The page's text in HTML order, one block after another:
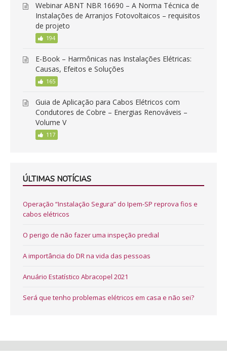
Webinar ABNT NBR 16690 – A Norma Técnica de
Instalações de Arranjos Fotovoltaicos – requisitos
de projeto
194
E-Book – Harmônicas nas Instalações Elétricas:
Causas, Efeitos e Soluções
165
Guia de Aplicação para Cabos Elétricos com
Condutores de Cobre – Energias Renováveis –
Volume V
117
ÚLTIMAS NOTÍCIAS
Operação “Instalação Segura” do Ipem-SP reprova fios e
cabos elétricos
O perigo de não fazer uma inspeção predial
A importância do DR na vida das pessoas
Anuário Estatístico Abracopel 2021
Será que tenho problemas elétricos em casa e não sei?